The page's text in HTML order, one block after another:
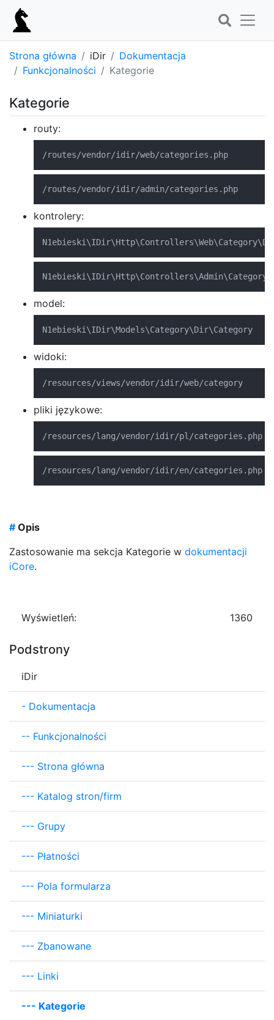
Strona główna iDir
Dokumentacja
Funkcjonalności
Kategorie
Kategorie
routy:
/routes/vendor/idir/web/categories.php
/routes/vendor/idir/admin/categories.php
kontrolery:
N1ebieski \IDir\Http\Controllers\Web\Category\
N1ebieski \IDir\Http\Controllers\Admin\Category
model:
N1ebieski \IDir\Models\Category\Dir\Category
widoki:
/resources/views/vendor/idir/web/category
pliki językowe:
/resources/lang/vendor/idir/pl/categories.php
/resources/lang/vendor/idir/en/categories.php
#Opis
Zastosowanie ma sekcja Kategorie w dokumentacji
iCore.
Wyświetleń: 1360
Podstrony
iDir
- Dokumentacja
-- Funkcjonalności
--- Strona główna
--- Katalog stron/firm
--- Grupy
--- Płatności
--- Pola formularza
--- Miniaturki
--- Zbanowane
--- Linki
--- Kategorie